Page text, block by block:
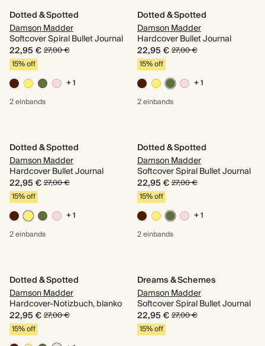
Dotted & Spotted
Damson Madder
Softcover Spiral Bullet Journal
22,95 €27,00 €
15% off
+ 1
2 einbands
Dotted & Spotted
Damson Madder
Hardcover Bullet Journal
22,95 €27,00 €
15% off
+ 1
2 einbands
Dotted & Spotted
Damson Madder
Hardcover Bullet Journal
22,95 €27,00 €
15% off
+ 1
2 einbands
Dotted & Spotted
Damson Madder
Softcover Spiral Bullet Journal
22,95 €27,00 €
15% off
+ 1
2 einbands
Dotted & Spotted
Damson Madder
Hardcover-Notizbuch, blanko
22,95 €27,00 €
15% off
Dreams & Schemes
Damson Madder
Softcover Spiral Bullet Journal
22,95 €27,00 €
15% off